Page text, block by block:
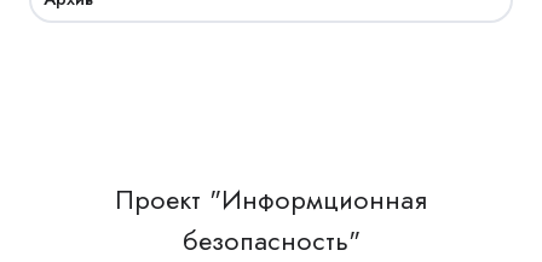
Проект "Информционная
безопасность"